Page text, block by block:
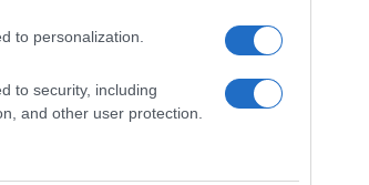
to personalization.
to security, including
and other user protection.
l’inizio in cui
ha preso il
Questo esito
competizione.